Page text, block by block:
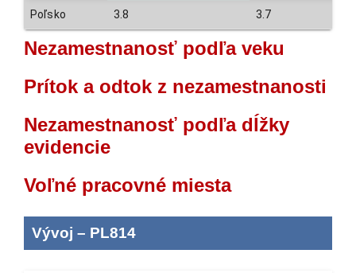
Poľsko 3.8 3.7
Nezamestnanosť podľa veku
Prítok a odtok z nezamestnanosti
Nezamestnanosť podľa dĺžky
evidencie
Voľné pracovné miesta
Vývoj – PL814